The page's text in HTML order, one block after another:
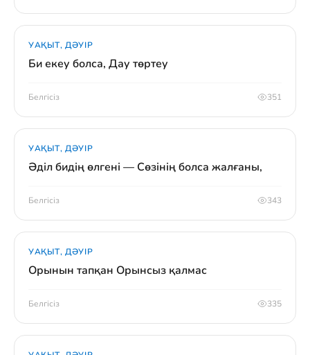
УАҚЫТ, ДӘУІР
Би екеу болса, Дау төртеу
Белгісіз 351
УАҚЫТ, ДӘУІР
Әділ бидің өлгені — Сөзінің болса жалғаны,
Белгісіз 343
УАҚЫТ, ДӘУІР
Орынын тапқан Орынсыз қалмас
Белгісіз 335